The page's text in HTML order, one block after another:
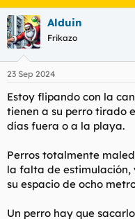
i
c
i
a
d
o
d
e
l
e
m
a
h
a
e
i
c
i
Alduin
Frikazo
23 Sep 2024
Estoy flipando con la
tienen a su perro tirado
días fuera o a la playa.
Perros totalmente
la falta de estimulación,
su espacio de ocho
Un perro hay que